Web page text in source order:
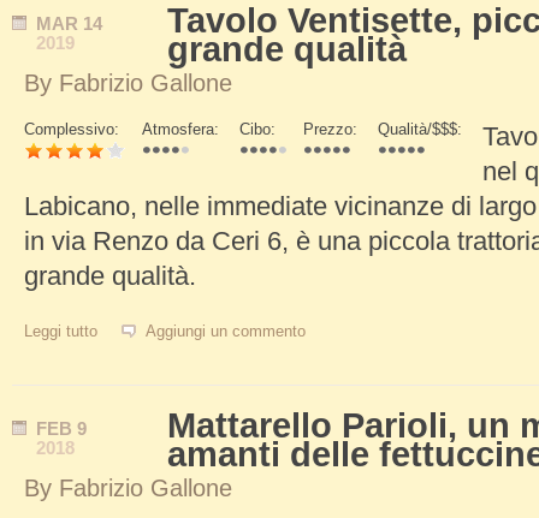
MAR 14
2019
Tavolo Ventisette,
grande qualità
By Fabrizio Gallone
Schede Verticali
Complessivo: Atmosfera: Cibo: Prezzo: Qualità/$$$:
nel
Labicano, nelle immediate vicinanze di
in via Renzo da Ceri 6, è una piccola
grande qualità.
Leggi tutto su Tavolo Ventisette, piccola trattoria di grande qualità
Aggiungi un commento
FEB 9
2018
Mattarello Parioli, un
amanti delle
By Fabrizio Gallone